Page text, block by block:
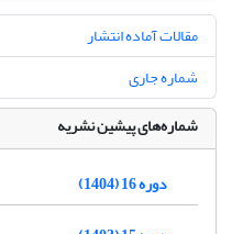
مقالات آماده انتشار
شماره جاری
شماره‌های پیشین نشریه
دوره 16 (1404)